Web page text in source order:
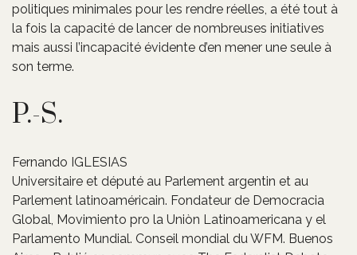
politiques minimales pour les rendre réelles, a été tout à
la fois la capacité de lancer de nombreuses initiatives
mais aussi l’incapacité évidente d’en mener une seule à
son terme.
P.-S.
Fernando IGLESIAS
Universitaire et député au Parlement argentin et au
Parlement latinoaméricain. Fondateur de Democracia
Global, Movimiento pro la Uniòn Latinoamericana y el
Parlamento Mundial. Conseil mondial du WFM. Buenos